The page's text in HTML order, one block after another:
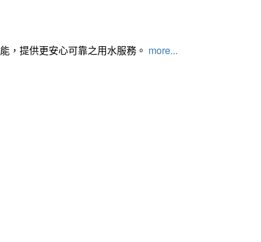
，提供更安心可靠之用水服務。 more...